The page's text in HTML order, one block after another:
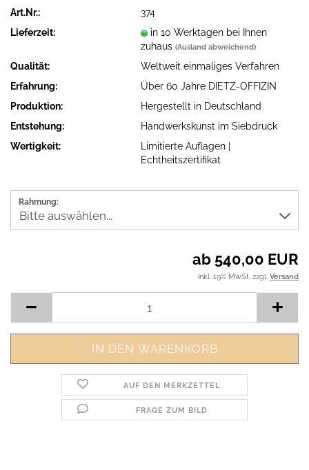
Art.Nr.:
374
Lieferzeit:
in 10 Werktagen bei Ihnen
zuhaus(Ausland abweichend)
Qualität:
Weltweit einmaliges Verfahren
Erfahrung:
Über 60 Jahre DIETZ-OFFIZIN
Produktion:
Hergestellt in Deutschland
Entstehung:
Handwerkskunst im Siebdruck
Wertigkeit:
Limitierte Auflagen |
Echtheitszertifikat
Rahmung:
ab 540,00 EUR
inkl. 19% MwSt. zzgl. Versand
AUF DEN MERKZETTEL
FRAGE ZUM BILD